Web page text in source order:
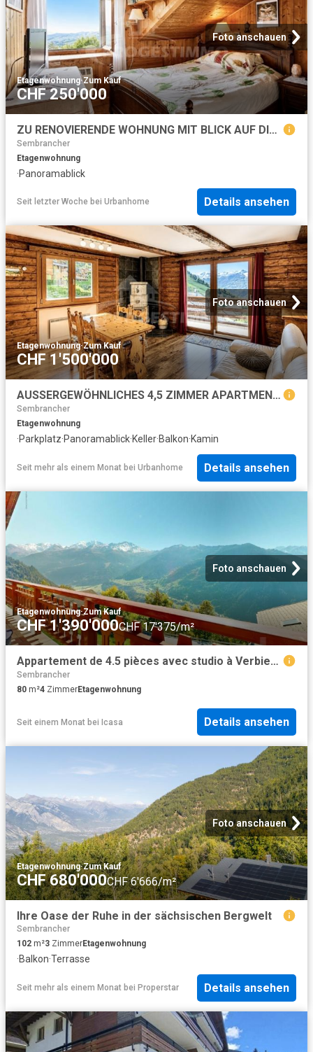
Foto anschauen
Etagenwohnung·Zum Kauf
CHF 250'000
ZU RENOVIERENDE WOHNUNG MIT BLICK AUF DIE CATOGNE
Sembrancher
Etagenwohnung
·Panoramablick
Seit letzter Woche bei Urbanhome Details ansehen
Foto anschauen
Etagenwohnung·Zum Kauf
CHF 1'500'000
AUSSERGEWÖHNLICHES 4,5 ZIMMER APARTMENT MIT PANORAMABLICK AUF DIE TALSOHLE
Sembrancher
Etagenwohnung
·Parkplatz·Panoramablick·Keller·Balkon·Kamin
Seit mehr als einem Monat bei Urbanhome Details ansehen
Foto anschauen
Etagenwohnung·Zum Kauf
CHF 1'390'000CHF 17'375/m²
Appartement de 4.5 pièces avec studio à Verbier ? Vue imprenable
Sembrancher
80 m²4 ZimmerEtagenwohnung
Seit einem Monat bei Icasa Details ansehen
Foto anschauen
Etagenwohnung·Zum Kauf
CHF 680'000CHF 6'666/m²
Ihre Oase der Ruhe in der sächsischen Bergwelt
Sembrancher
102 m²3 ZimmerEtagenwohnung
·Balkon·Terrasse
Seit mehr als einem Monat bei Properstar Details ansehen